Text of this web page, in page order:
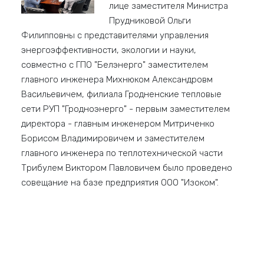
лице заместителя Министра
Прудниковой Ольги
Филипповны с представителями управления
энергоэффективности, экологии и науки,
совместно с ГПО "Белэнерго" заместителем
главного инженера Михнюком Александровм
Васильевичем, филиала Гродненские тепловые
сети РУП "Гродноэнерго" - первым заместителем
директора - главным инженером Митриченко
Борисом Владимировичем и заместителем
главного инженера по теплотехнической части
Трибулем Виктором Павловичем было проведено
совещание на базе предприятия ООО "Изоком".